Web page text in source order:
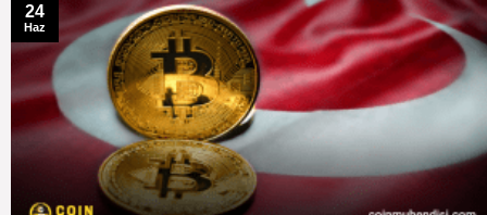
24
Haz